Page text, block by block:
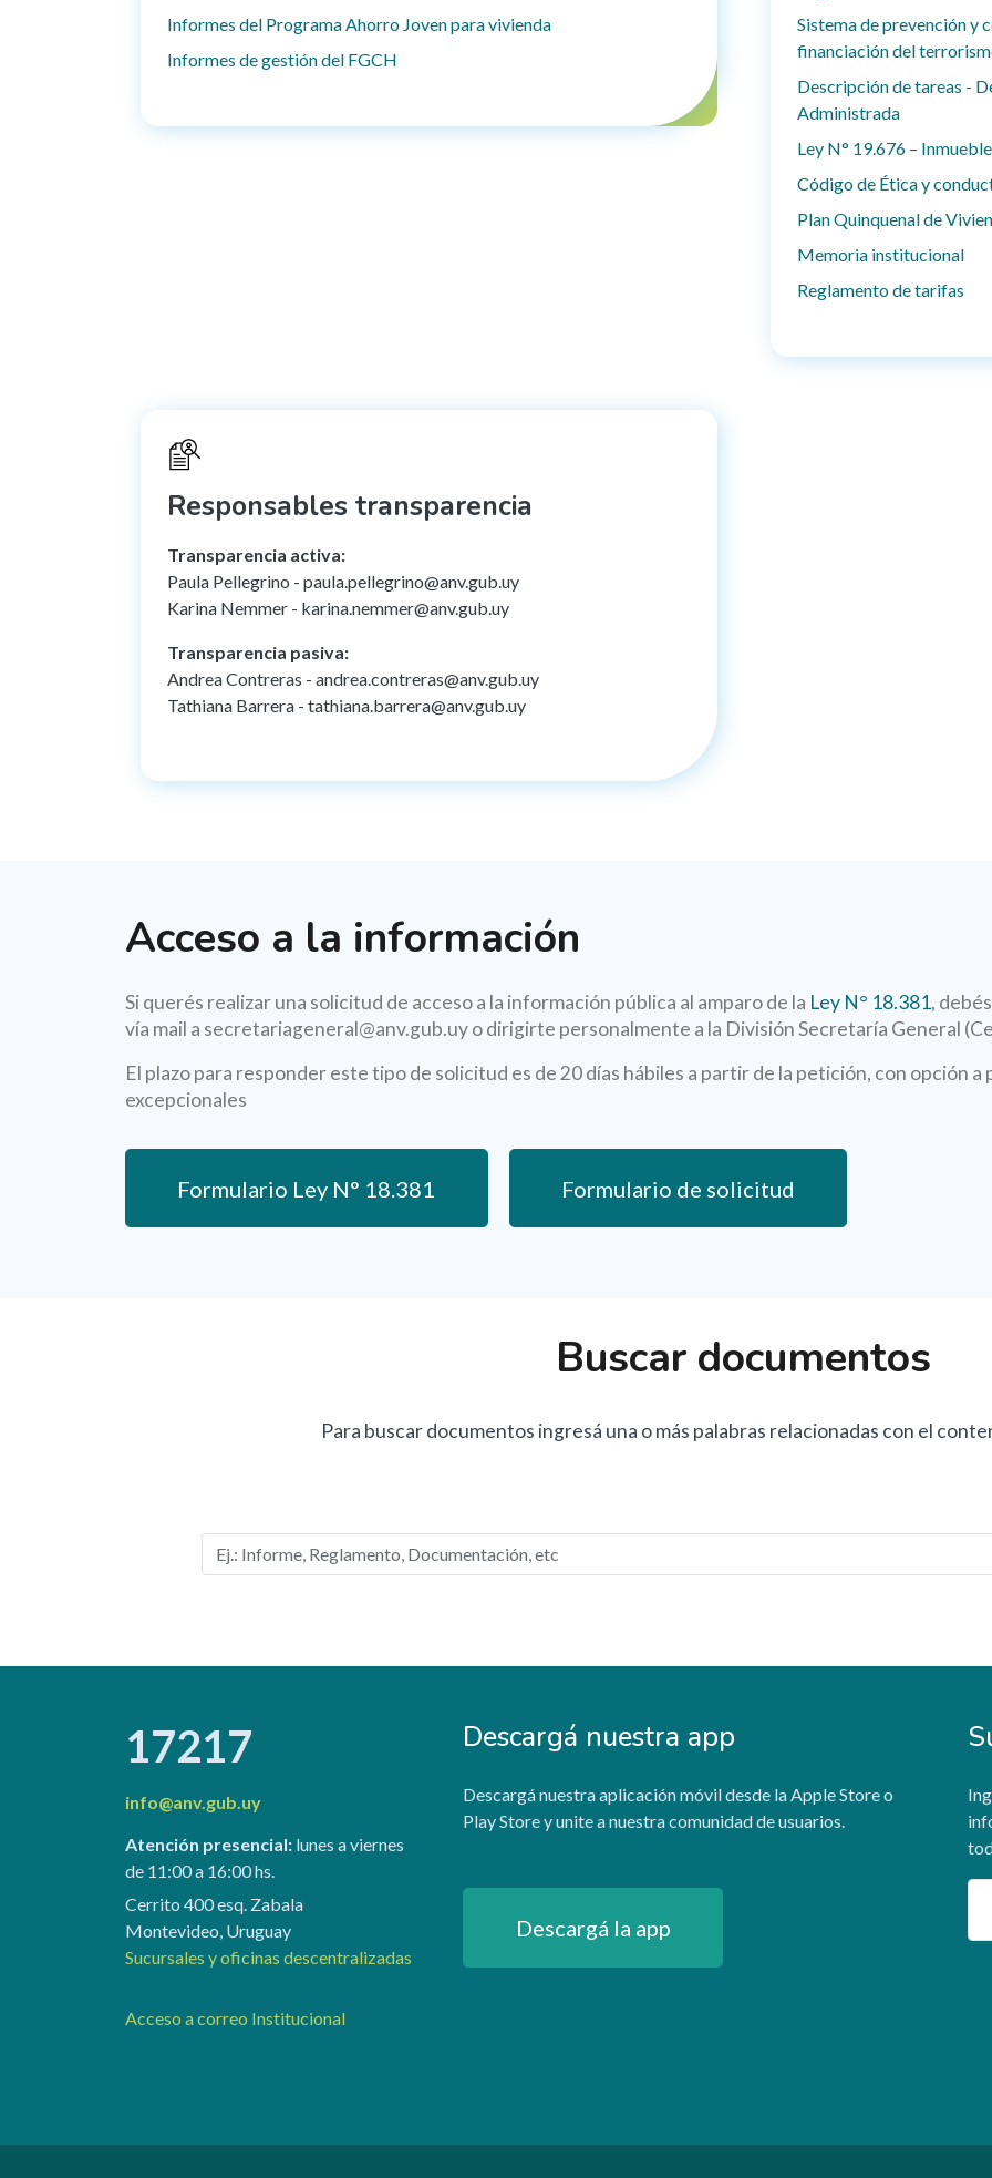
Informes del Programa Ahorro Joven para vivienda
Informes de gestión del FGCH
Sistema de prevención y
financiación del
Descripción de tareas -
Administrada
Ley N° 19.676 –
Código de Ética y
Plan Quinquenal de
Memoria institucional
Reglamento de tarifas
Responsables transparencia
Transparencia activa:
Paula Pellegrino - paula.pellegrino@anv.gub.uy
Karina Nemmer - karina.nemmer@anv.gub.uy
Transparencia pasiva:
Andrea Contreras - andrea.contreras@anv.gub.uy
Tathiana Barrera - tathiana.barrera@anv.gub.uy
Acceso a la información
Si querés realizar una solicitud de acceso a la información pública al amparo de la Ley N° 18.381,
vía mail a secretariageneral@anv.gub.uy o dirigirte personalmente a la División Secretaría General
El plazo para responder este tipo de solicitud es de 20 días hábiles a partir de la petición, con opción
excepcionales
Formulario Ley N° 18.381 Formulario de solicitud
Buscar documentos
Para buscar documentos ingresá una o más palabras relacionadas con el
17217
info@anv.gub.uy
Atención presencial:lunes a viernes
de 11:00 a 16:00 hs.
Cerrito 400 esq. Zabala
Montevideo, Uruguay
Sucursales y oficinas descentralizadas
Acceso a correo Institucional
Descargá nuestra app
Descargá nuestra aplicación móvil desde la Apple Store o
Play Store y unite a nuestra comunidad de usuarios.
Descargá la app